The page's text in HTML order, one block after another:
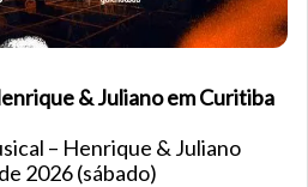
& Juliano em Curitiba
– Henrique & Juliano
2026 (sábado)